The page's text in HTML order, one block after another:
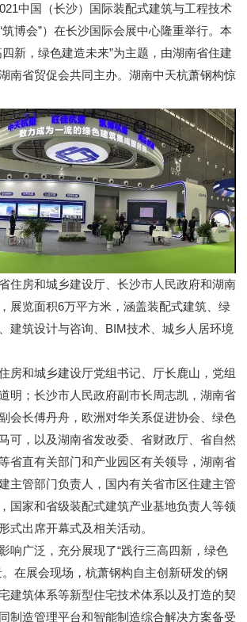
中国（长沙）国际装配式建筑与工程技术
博会”）在长沙国际会展中心隆重举行。本
新，绿色建造未来”为主题，由湖南省住建
南省贸促会共同主办。湖南中天杭萧钢构惊
住房和城乡建设厅、长沙市人民政府和湖南
展览面积6万平方米，涵盖装配式建筑、绿
建筑设计与咨询、BIM技术、城乡人居环境
房和城乡建设厅党组书记、厅长鹿山，党组
明；长沙市人民政府副市长周志凯，湖南省
会长傅丹舟，欧洲对华关系促进协会、绿色
可，以及湖南省发改委、省财政厅、省自然
省直有关部门和产业园区有关领导，湖南省
主管部门负责人，国内有关省市区住建主管
国家和省级装配式建筑产业基地负责人等领
式出席开幕式及相关活动。
响广泛，充分展现了“践行三高四新，绿色
在展会现场，杭萧钢构自主创新研发的钢
建筑体系等新型住宅技术体系以及打造的契
制造管理平台和智能制造综合解决方案备受